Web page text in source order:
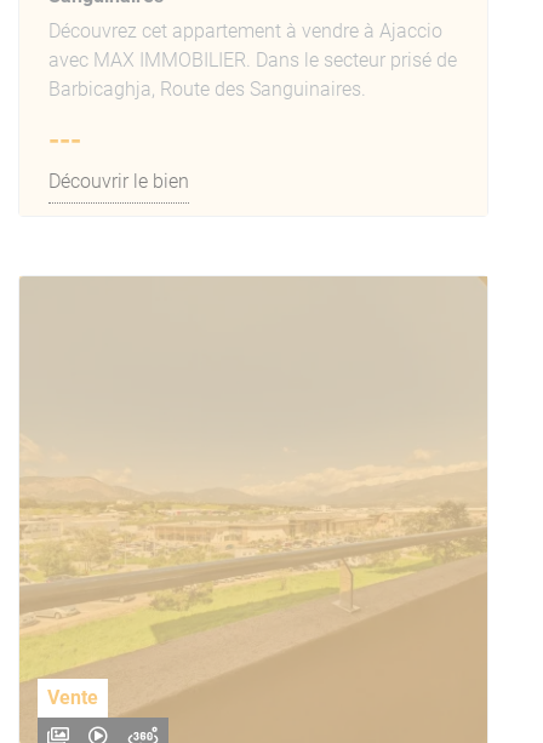
Découvrez cet appartement à vendre à Ajaccio
avec MAX IMMOBILIER. Dans le secteur prisé de
Barbicaghja, Route des Sanguinaires.
---
Découvrir le bien
Vente